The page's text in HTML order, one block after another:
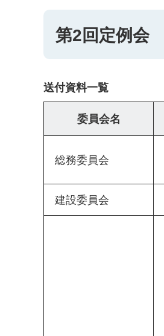
第2回定例会
送付資料一覧
委員会名
総務委員会
建設委員会